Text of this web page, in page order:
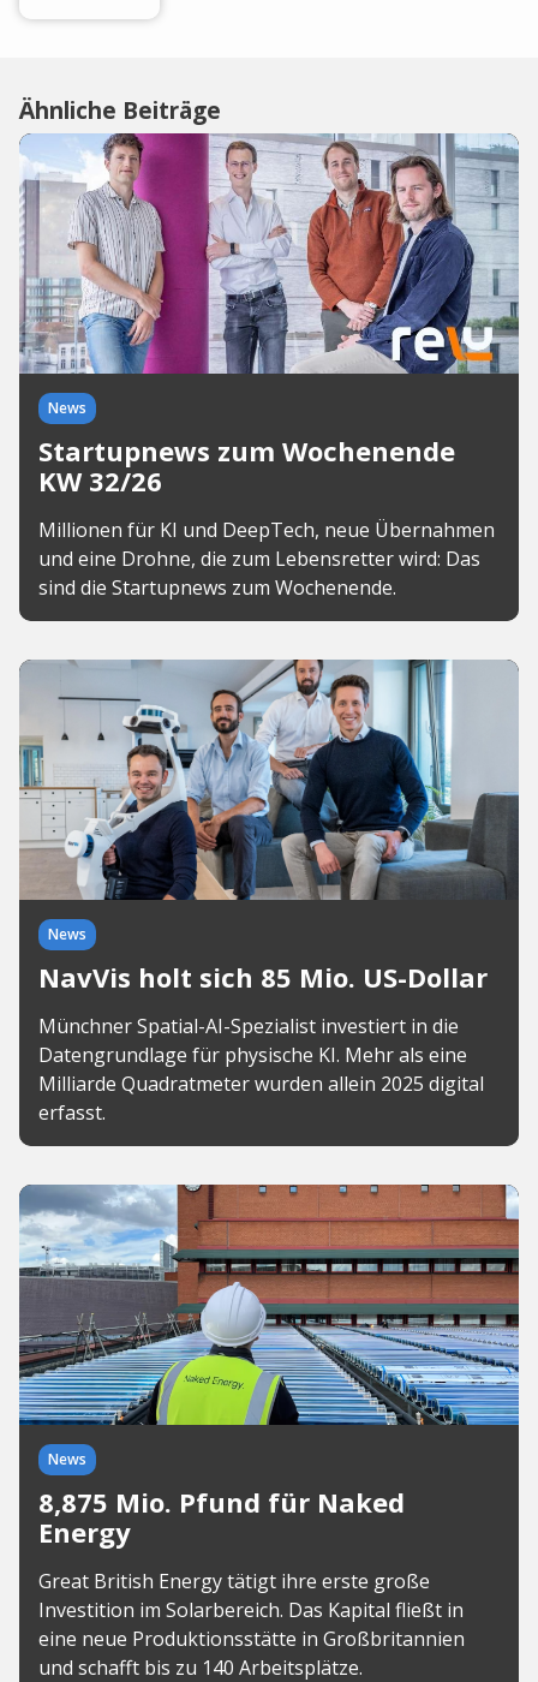
Ähnliche Beiträge
News
Startupnews zum Wochenende
KW 32/26
Millionen für KI und DeepTech, neue Übernahmen
und eine Drohne, die zum Lebensretter wird: Das
sind die Startupnews zum Wochenende.
News
NavVis holt sich 85 Mio. US-Dollar
Münchner Spatial-AI-Spezialist investiert in die
Datengrundlage für physische KI. Mehr als eine
Milliarde Quadratmeter wurden allein 2025 digital
erfasst.
News
8,875 Mio. Pfund für Naked
Energy
Great British Energy tätigt ihre erste große
Investition im Solarbereich. Das Kapital fließt in
eine neue Produktionsstätte in Großbritannien
und schafft bis zu 140 Arbeitsplätze.